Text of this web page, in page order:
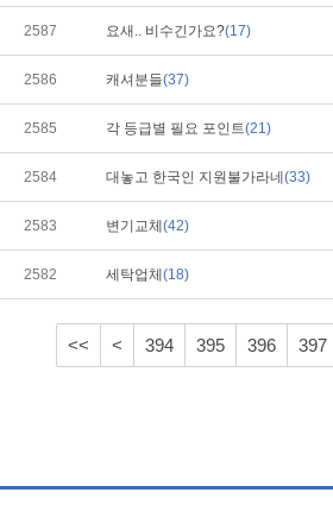
2587 요새.. 비수긴가요?(17)
2586 캐셔분들(37)
2585 각 등급별 필요 포인트(21)
2584 대놓고 한국인 지원불가라네 (33)
2583 변기교체 (42)
2582 세탁업체 (18)
<< < 394 395 396 397